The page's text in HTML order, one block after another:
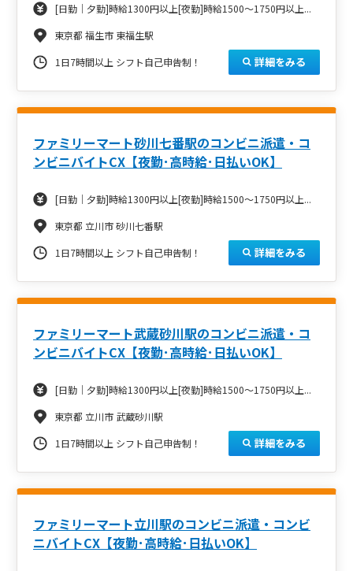
[日勤｜夕勤]時給1300円以上[夜勤]時給1500～1750円以上...
東京都 福生市 東福生駅
1日7時間以上 シフト自己申告制！
詳細をみる
ファミリーマート砂川七番駅のコンビニ派遣・コ
ンビニバイトCX【夜勤･高時給･日払いOK】
[日勤｜夕勤]時給1300円以上[夜勤]時給1500～1750円以上...
東京都 立川市 砂川七番駅
1日7時間以上 シフト自己申告制！
詳細をみる
ファミリーマート武蔵砂川駅のコンビニ派遣・コ
ンビニバイトCX【夜勤･高時給･日払いOK】
[日勤｜夕勤]時給1300円以上[夜勤]時給1500～1750円以上...
東京都 立川市 武蔵砂川駅
1日7時間以上 シフト自己申告制！
詳細をみる
ファミリーマート立川駅のコンビニ派遣・コンビ
ニバイトCX【夜勤･高時給･日払いOK】